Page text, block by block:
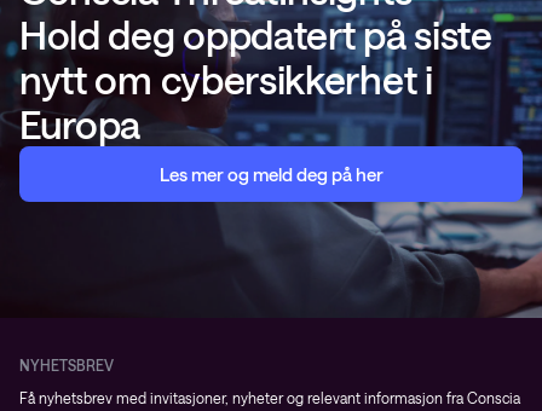
Hold deg oppdatert på siste
nytt om cybersikkerhet i
Europa
Les mer og meld deg på her
NYHETSBREV
Få nyhetsbrev med invitasjoner, nyheter og relevant informasjon fra Conscia